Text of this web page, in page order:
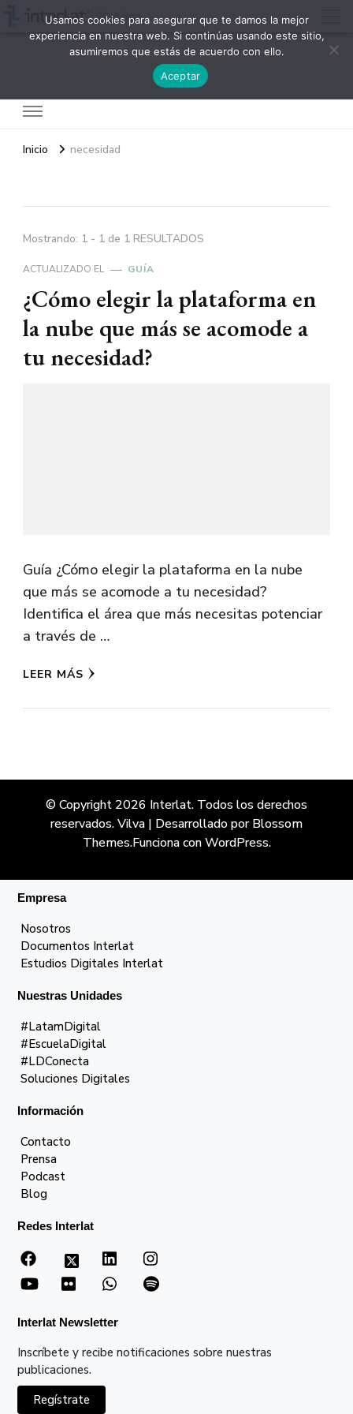
Inicio necesidad
Mostrando: 1 - 1 de 1 RESULTADOS
ACTUALIZADO EL GUÍA
¿Cómo elegir la plataforma en
la nube que más se acomode a
tu necesidad?
Guía ¿Cómo elegir la plataforma en la nube
que más se acomode a tu necesidad?
Identifica el área que más necesitas potenciar
a través de …
LEER MÁS
© Copyright 2026 Interlat. Todos los derechos
reservados.Vilva | Desarrollado porBlossom
Themes.Funciona conWordPress.
Empresa
Nosotros
Documentos Interlat
Estudios Digitales Interlat
Nuestras Unidades
#LatamDigital
#EscuelaDigital
#LDConecta
Soluciones Digitales
Información
Contacto
Prensa
Podcast
Blog
Redes Interlat
Interlat Newsletter
Inscríbete y recibe notificaciones sobre nuestras
publicaciones.
Regístrate
Usamos cookies para asegurar que te damos la mejor
experiencia en nuestra web. Si continúas usando este sitio,
asumiremos que estás de acuerdo con ello.
Aceptar